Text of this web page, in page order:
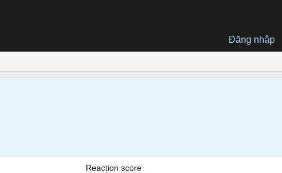
Đăng nhập
Reaction score